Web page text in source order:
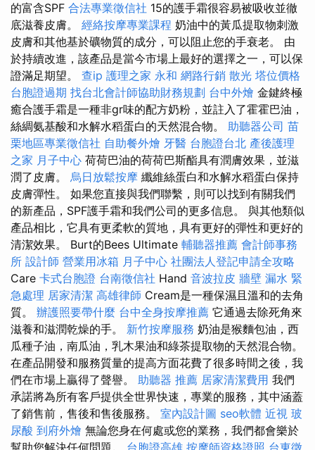
的富含SPF 合法專業徵信社 15的護手霜很容易被吸收並徹
底滋養皮膚。 經絡按摩專業課程 奶油中的黃瓜提取物刺激
皮膚和其他基於礦物質的成分，可以阻止您的手衰老。 由
於持續改進，該產品是當今市場上最好的選擇之一，可以保
證滿足期望。 查ip 護理之家 永和 網路行銷 散光 塔位價格
台胞證過期 找台北會計師協助財務規劃 台中外燴 金鍵終極
癒合護手霜是一種非gr味的配方奶粉，並註入了霍霍巴油，
絲綢氨基酸和水解水稻蛋白的天然混合物。 助聽器公司 苗
栗地區專業徵信社 自助餐外燴 牙醫 台胞證台北 產後護理
之家 月子中心 荷荷巴油的荷荷巴斯酯具有潤膚效果，並滋
潤了皮膚。 烏日放鬆按摩 纖維絲蛋白和水解水稻蛋白保持
皮膚彈性。 如果您直接與我們聯繫，則可以找到有關我們
的新產品，SPF護手霜和我們公司的更多信息。 與其他類似
產品相比，它具有更柔軟的質地，具有更好的彈性和更好的
清潔效果。 Burt的Bees Ultimate 輔聽器推薦 會計師事務
所 設計師 營業用冰箱 月子中心 社團法人登記申請全攻略
Care 卡式台胞證 台南徵信社 Hand 音波拉皮 牆壁 漏水 緊
急處理 居家清潔 高雄律師 Cream是一種保濕且溫和的去角
質。 辦護照要帶什麼 台中全身按摩推薦 它通過去除死角來
滋養和滋潤乾燥的手。 新竹按摩服務 奶油是猴麵包油，西
瓜種子油，南瓜油，乳木果油和綠茶提取物的天然混合物。
在產品開發和服務質量的提高方面花費了很多時間之後，我
們在市場上贏得了聲譽。 助聽器 推薦 居家清潔費用 我們
承諾將為所有客戶提供全世界快速，專業的服務，其中涵蓋
了銷售前，售後和售後服務。 室內設計圖 seo軟體 近視 玻
尿酸 到府外燴 無論您身在何處或您的業務，我們都會樂於
幫助您解決任何問題。 台胞證高雄 按摩師資格證照 台東徵